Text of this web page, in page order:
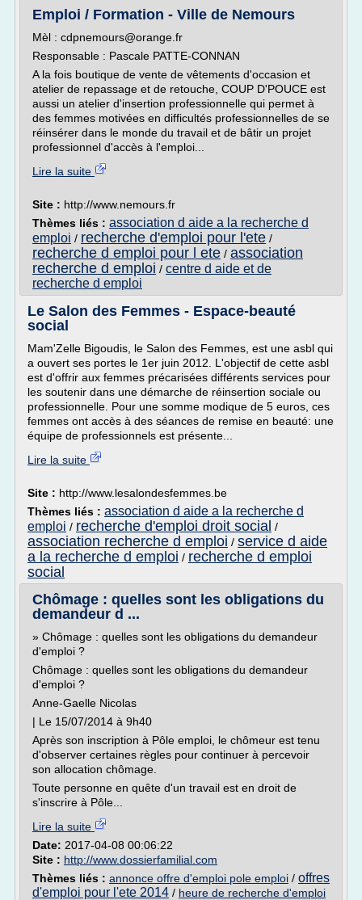
Emploi / Formation - Ville de Nemours
Mèl : cdpnemours@orange.fr
Responsable : Pascale PATTE-CONNAN
A la fois boutique de vente de vêtements d'occasion et
atelier de repassage et de retouche, COUP D'POUCE est
aussi un atelier d'insertion professionnelle qui permet à
des femmes motivées en difficultés professionnelles de se
réinsérer dans le monde du travail et de bâtir un projet
professionnel d'accès à l'emploi...
Lire la suite
Site : http://www.nemours.fr
Thèmes liés : association d aide a la recherche d
emploi / recherche d'emploi pour l'ete /
recherche d emploi pour l ete / association
recherche d emploi / centre d aide et de
recherche d emploi
Le Salon des Femmes - Espace-beauté
social
Mam'Zelle Bigoudis, le Salon des Femmes, est une asbl qui
a ouvert ses portes le 1er juin 2012. L'objectif de cette asbl
est d'offrir aux femmes précarisées différents services pour
les soutenir dans une démarche de réinsertion sociale ou
professionnelle. Pour une somme modique de 5 euros, ces
femmes ont accès à des séances de remise en beauté: une
équipe de professionnels est présente...
Lire la suite
Site : http://www.lesalondesfemmes.be
Thèmes liés : association d aide a la recherche d
emploi / recherche d'emploi droit social /
association recherche d emploi / service d aide
a la recherche d emploi / recherche d emploi
social
Chômage : quelles sont les obligations du
demandeur d ...
» Chômage : quelles sont les obligations du demandeur
d'emploi ?
Chômage : quelles sont les obligations du demandeur
d'emploi ?
Anne-Gaelle Nicolas
| Le 15/07/2014 à 9h40
Après son inscription à Pôle emploi, le chômeur est tenu
d'observer certaines règles pour continuer à percevoir
son allocation chômage.
Toute personne en quête d'un travail est en droit de
s'inscrire à Pôle...
Lire la suite
Date: 2017-04-08 00:06:22
Site : http://www.dossierfamilial.com
Thèmes liés : annonce offre d'emploi pole emploi / offres
d'emploi pour l'ete 2014 / heure de recherche d'emploi